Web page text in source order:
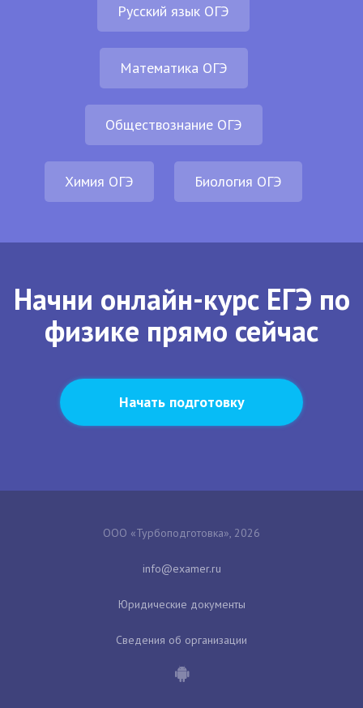
Русский язык ОГЭ
Математика ОГЭ
Обществознание ОГЭ
Химия ОГЭ Биология ОГЭ
Начни онлайн-курс ЕГЭ по
физике прямо сейчас
Начать подготовку
ООО «Турбоподготовка», 2026
Юридические документы
Сведения об организации